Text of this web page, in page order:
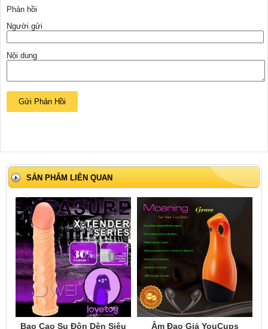
Phản hồi
Người gửi
Nội dung
SẢN PHẨM LIÊN QUAN
Bao Cao Su Đôn Dên Siêu
Âm Đạo Giả YouCups